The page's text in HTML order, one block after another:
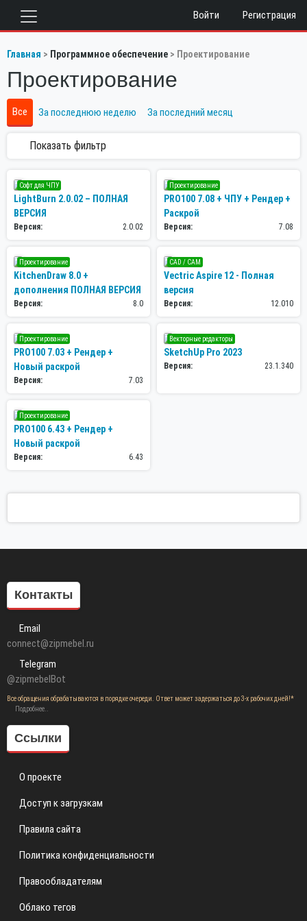
Войти Регистрация
Главная Программное обеспечение Проектирование
Проектирование
Все За последнюю неделю За последний месяц
Показать фильтр
Софт для ЧПУ
LightBurn 2.0.02 – ПОЛНАЯ
ВЕРСИЯ
Версия: 2.0.02
Проектирование
PRO100 7.08 + ЧПУ + Рендер +
Раскрой
Версия: 7.08
Проектирование
KitchenDraw 8.0 +
дополнения ПОЛНАЯ ВЕРСИЯ
Версия: 8.0
CAD / CAM
Vectric Aspire 12 - Полная
версия
Версия: 12.010
Проектирование
PRO100 7.03 + Рендер +
Новый раскрой
Версия: 7.03
Векторные редакторы
SketchUp Pro 2023
Версия: 23.1.340
Проектирование
PRO100 6.43 + Рендер +
Новый раскрой
Версия: 6.43
Контакты
Email
connect@zipmebel.ru
Telegram
@zipmebelBot
Все обращения обрабатываются в порядке очереди. Ответ может задержаться до 3-х рабочих дней!*
Подробнее..
Ссылки
О проекте
Доступ к загрузкам
Правила сайта
Политика конфиденциальности
Правообладателям
Облако тегов